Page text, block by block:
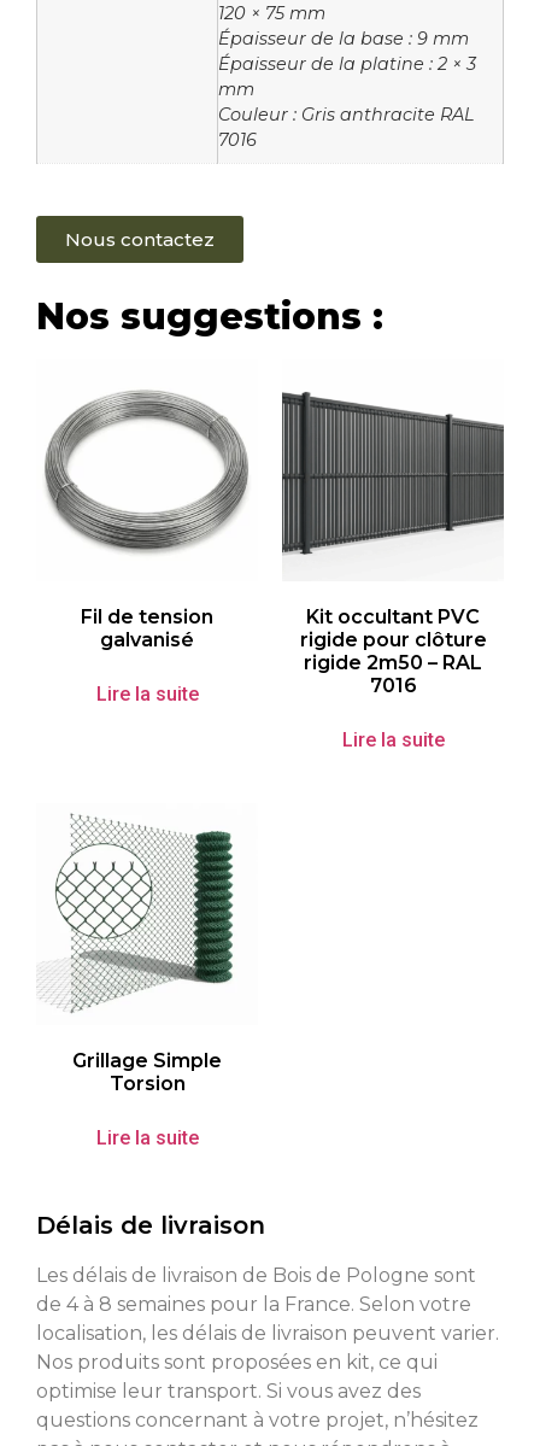
120 × 75 mm
Épaisseur de la base : 9 mm
Épaisseur de la platine : 2 × 3
mm
Couleur : Gris anthracite RAL
7016
Nous contactez
Nos suggestions :
Fil de tension
galvanisé
Lire la suite
Kit occultant PVC
rigide pour clôture
rigide 2m50 – RAL
7016
Lire la suite
Grillage Simple
Torsion
Lire la suite
Délais de livraison
Les délais de livraison de Bois de Pologne sont
de 4 à 8 semaines pour la France. Selon votre
localisation, les délais de livraison peuvent varier.
Nos produits sont proposées en kit, ce qui
optimise leur transport. Si vous avez des
questions concernant à votre projet, n’hésitez